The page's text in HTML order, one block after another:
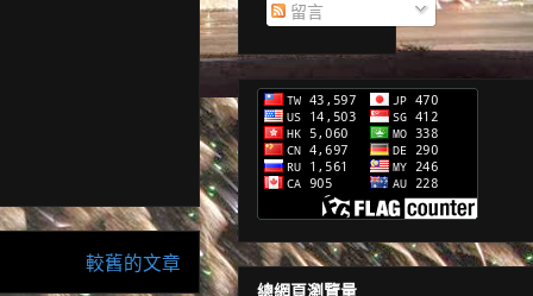
較舊的文章
留言
總網頁瀏覽量